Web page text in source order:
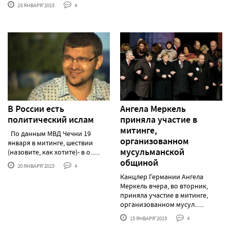
23 ЯНВАРЯ'2015 4
В России есть
политический ислам
По данным МВД Чечни 19
января в митинге, шествии
(назовите, как хотите)- в о......
20 ЯНВАРЯ'2015 4
Ангела Меркель
приняла участие в
митинге,
организованном
мусульманской
общиной
Канцлер Германии Ангела
Меркель вчера, во вторник,
приняла участие в митинге,
организованном мусул......
15 ЯНВАРЯ'2015 4